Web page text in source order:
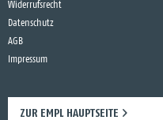
Widerrufsrecht
Datenschutz
AGB
Impressum
ZUR EMPL HAUPTSEITE